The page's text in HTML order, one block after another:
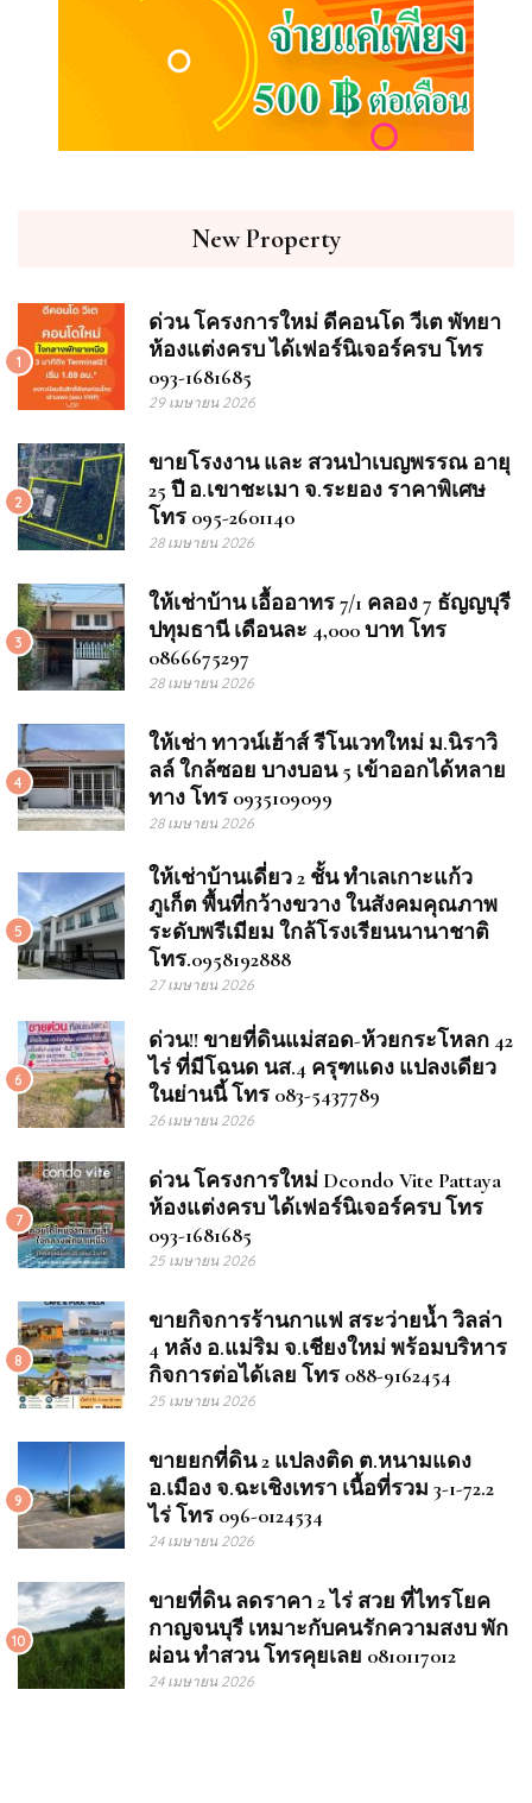
New Property
1
ด่วน โครงการใหม่ ดีคอนโด วีเต พัทยา
ห้องแต่งครบ ได้เฟอร์นิเจอร์ครบ โทร
093-1681685
29 เมษายน 2026
2
ขายโรงงาน และ สวนป่าเบญพรรณ อายุ
25 ปี อ.เขาชะเมา จ.ระยอง ราคาพิเศษ
โทร 095-2601140
28 เมษายน 2026
3
ให้เช่าบ้าน เอื้ออาทร 7/1 คลอง 7 ธัญญบุรี
ปทุมธานี เดือนละ 4,000 บาท โทร
0866675297
28 เมษายน 2026
4
ให้เช่า ทาวน์เฮ้าส์ รีโนเวทใหม่ ม.นิราวิ
ลล์ ใกล้ซอย บางบอน 5 เข้าออกได้หลาย
ทาง โทร 0935109099
28 เมษายน 2026
5
ให้เช่าบ้านเดี่ยว 2 ชั้น ทำเลเกาะแก้ว
ภูเก็ต พื้นที่กว้างขวาง ในสังคมคุณภาพ
ระดับพรีเมียม ใกล้โรงเรียนนานาชาติ
โทร.0958192888
27 เมษายน 2026
6
ด่วน!! ขายที่ดินแม่สอด-ห้วยกระโหลก 42
ไร่ ที่มีโฉนด นส.4 ครุฑแดง แปลงเดียว
ในย่านนี้ โทร 083-5437789
26 เมษายน 2026
7
ด่วน โครงการใหม่ Dcondo Vite Pattaya
ห้องแต่งครบ ได้เฟอร์นิเจอร์ครบ โทร
093-1681685
25 เมษายน 2026
8
ขายกิจการร้านกาแฟ สระว่ายน้ำ วิลล่า
4 หลัง อ.แม่ริม จ.เชียงใหม่ พร้อมบริหาร
กิจการต่อได้เลย โทร 088-9162454
25 เมษายน 2026
9
ขายยกที่ดิน 2 แปลงติด ต.หนามแดง
อ.เมือง จ.ฉะเชิงเทรา เนื้อที่รวม 3-1-72.2
ไร่ โทร 096-0124534
24 เมษายน 2026
10
ขายที่ดิน ลดราคา 2 ไร่ สวย ที่ไทรโยค
กาญจนบุรี เหมาะกับคนรักความสงบ พัก
ผ่อน ทำสวน โทรคุยเลย 0810117012
24 เมษายน 2026